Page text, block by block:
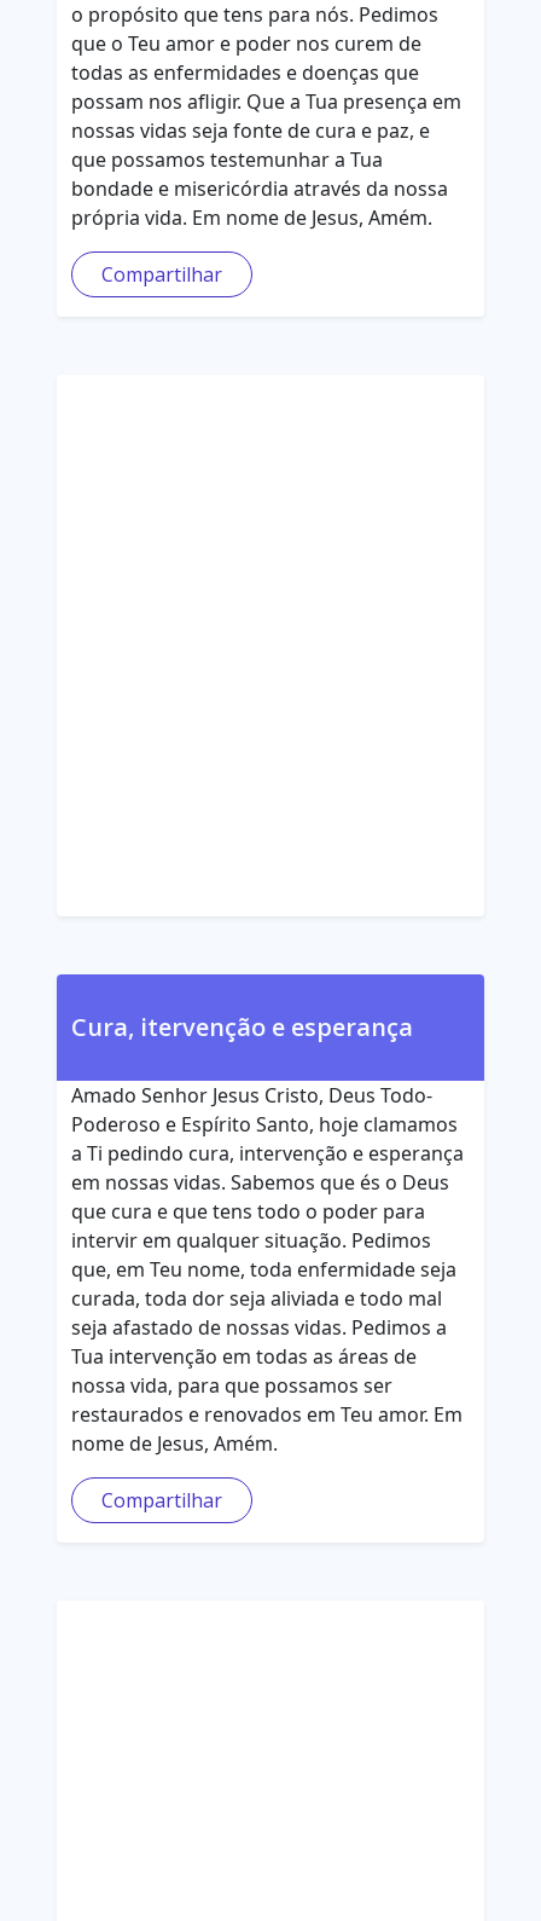
o propósito que tens para nós. Pedimos
que o Teu amor e poder nos curem de
todas as enfermidades e doenças que
possam nos afligir. Que a Tua presença em
nossas vidas seja fonte de cura e paz, e
que possamos testemunhar a Tua
bondade e misericórdia através da nossa
própria vida. Em nome de Jesus, Amém.
Compartilhar
Cura, itervenção e esperança
Amado Senhor Jesus Cristo, Deus Todo-
Poderoso e Espírito Santo, hoje clamamos
a Ti pedindo cura, intervenção e esperança
em nossas vidas. Sabemos que és o Deus
que cura e que tens todo o poder para
intervir em qualquer situação. Pedimos
que, em Teu nome, toda enfermidade seja
curada, toda dor seja aliviada e todo mal
seja afastado de nossas vidas. Pedimos a
Tua intervenção em todas as áreas de
nossa vida, para que possamos ser
restaurados e renovados em Teu amor. Em
nome de Jesus, Amém.
Compartilhar